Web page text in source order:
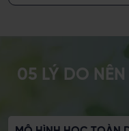
05 LÝ DO